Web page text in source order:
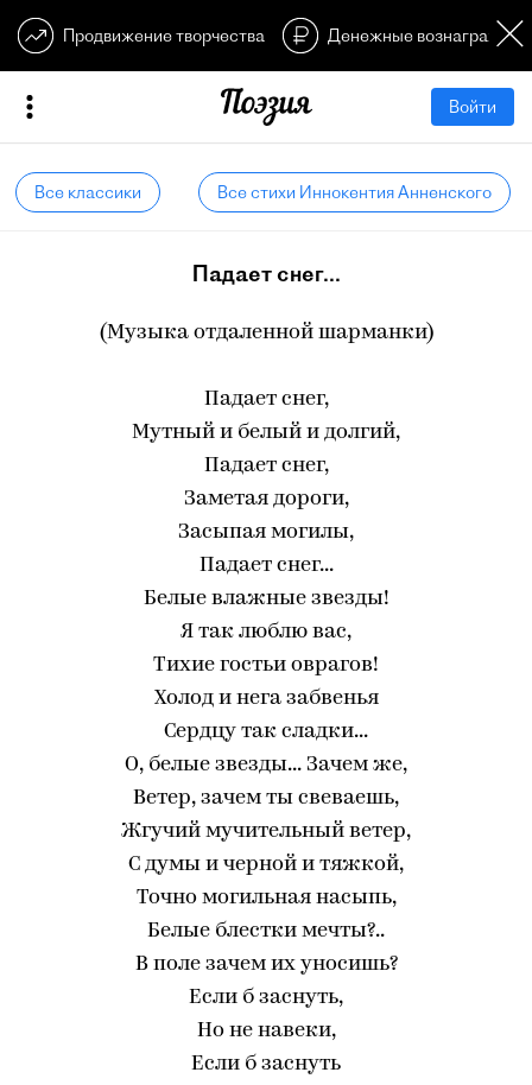
Продвижение творчества Денежные
Войти
Все классики Все стихи Иннокентия Анненского
Падает снег...
(Музыка отдаленной шарманки)
Падает снег,
Мутный и белый и долгий,
Падает снег,
Заметая дороги,
Засыпая могилы,
Падает снег...
Белые влажные звезды!
Я так люблю вас,
Тихие гостьи оврагов!
Холод и нега забвенья
Сердцу так сладки...
О, белые звезды... Зачем же,
Ветер, зачем ты свеваешь,
Жгучий мучительный ветер,
С думы и черной и тяжкой,
Точно могильная насыпь,
Белые блестки мечты?..
В поле зачем их уносишь?
Если б заснуть,
Но не навеки,
Если б заснуть